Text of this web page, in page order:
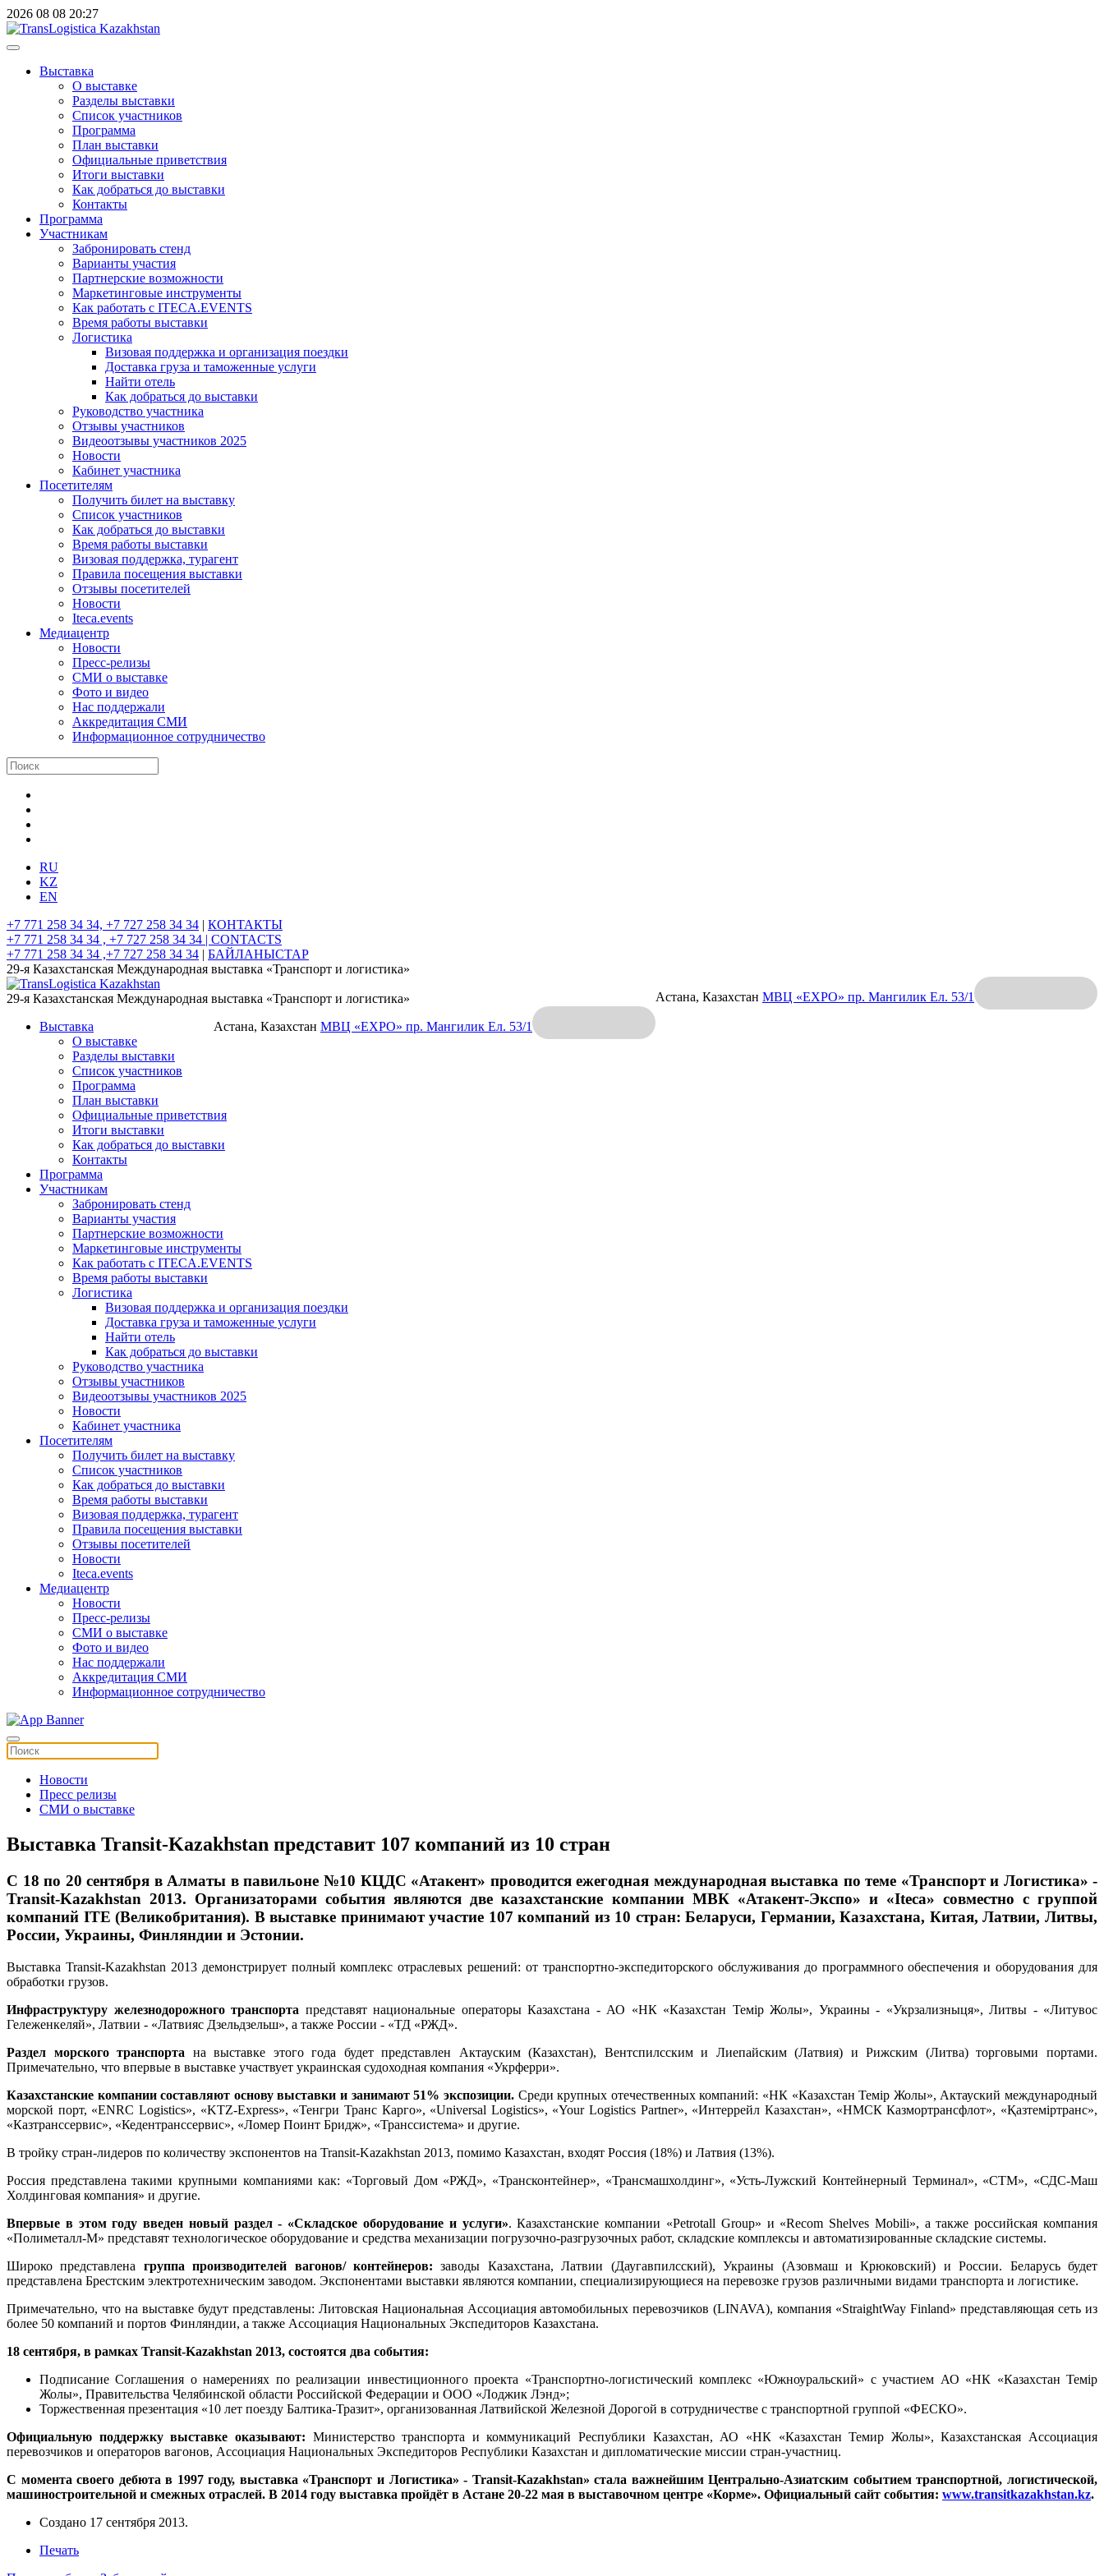
2026 08 08 20:27
Выставка
О выставке
Разделы выставки
Список участников
Программа
План выставки
Официальные приветствия
Итоги выставки
Как добраться до выставки
Контакты
Программа
Участникам
Забронировать стенд
Варианты участия
Партнерские возможности
Маркетинговые инструменты
Как работать с ITECA.EVENTS
Время работы выставки
Логистика
Визовая поддержка и организация поездки
Доставка груза и таможенные услуги
Найти отель
Как добраться до выставки
Руководство участника
Отзывы участников
Видеоотзывы участников 2025
Новости
Кабинет участника
Посетителям
Получить билет на выставку
Список участников
Как добраться до выставки
Время работы выставки
Визовая поддержка, турагент
Правила посещения выставки
Отзывы посетителей
Новости
Iteca.events
Медиацентр
Новости
Пресс-релизы
СМИ о выставке
Фото и видео
Нас поддержали
Аккредитация СМИ
Информационное сотрудничество
RU
KZ
EN
+7 771 258 34 34, +7 727 258 34 34 | КОНТАКТЫ
+7 771 258 34 34 , +7 727 258 34 34 | CONTACTS
+7 771 258 34 34 ,+7 727 258 34 34 | БАЙЛАНЫСТАР
29-я Казахстанская Международная выставка «Транспорт и логистика»
Астана, Казахстан МВЦ «EXPO» пр. Мангилик Ел. 53/1
29-я Казахстанская Международная выставка «Транспорт и логистика»
Астана, Казахстан МВЦ «EXPO» пр. Мангилик Ел. 53/1
Выставка
О выставке
Разделы выставки
Список участников
Программа
План выставки
Официальные приветствия
Итоги выставки
Как добраться до выставки
Контакты
Программа
Участникам
Забронировать стенд
Варианты участия
Партнерские возможности
Маркетинговые инструменты
Как работать с ITECA.EVENTS
Время работы выставки
Логистика
Визовая поддержка и организация поездки
Доставка груза и таможенные услуги
Найти отель
Как добраться до выставки
Руководство участника
Отзывы участников
Видеоотзывы участников 2025
Новости
Кабинет участника
Посетителям
Получить билет на выставку
Список участников
Как добраться до выставки
Время работы выставки
Визовая поддержка, турагент
Правила посещения выставки
Отзывы посетителей
Новости
Iteca.events
Медиацентр
Новости
Пресс-релизы
СМИ о выставке
Фото и видео
Нас поддержали
Аккредитация СМИ
Информационное сотрудничество
Новости
Пресс релизы
СМИ о выставке
Выставка Transit-Kazakhstan представит 107 компаний из 10 стран
С 18 по 20 сентября в Алматы в павильоне №10 КЦДС «Атакент» проводится ежегодная международная выставка по теме «Транспорт и Логистика» -
Transit-Kazakhstan 2013. Организаторами события являются две казахстанские компании МВК «Атакент-Экспо» и «Iteca» совместно с группой
компаний ITE (Великобритания). В выставке принимают участие 107 компаний из 10 стран: Беларуси, Германии, Казахстана, Китая, Латвии, Литвы,
России, Украины, Финляндии и Эстонии.
Выставка Transit-Kazakhstan 2013 демонстрирует полный комплекс отраслевых решений: от транспортно-экспедиторского обслуживания до программного обеспечения и оборудования для
обработки грузов.
Инфраструктуру железнодорожного транспорта представят национальные операторы Казахстана - АО «НК «Казахстан Темiр Жолы», Украины - «Укрзализныця», Литвы - «Литувос
Гележенкеляй», Латвии - «Латвияс Дзельдзельш», а также России - «ТД «РЖД».
Раздел морского транспорта на выставке этого года будет представлен Актауским (Казахстан), Вентспилсским и Лиепайским (Латвия) и Рижским (Литва) торговыми портами.
Примечательно, что впервые в выставке участвует украинская судоходная компания «Укрферри».
Казахстанские компании составляют основу выставки и занимают 51% экспозиции.Среди крупных отечественных компаний: «НК «Казахстан Темiр Жолы», Актауский международный
морской порт, «ENRC Logistics», «KTZ-Express», «Тенгри Транс Карго», «Universal Logistics», «Your Logistics Partner», «Интеррейл Казахстан», «НМСК Казмортрансфлот», «Қазтемiртранс»,
«Казтранссервис», «Кедентранссервис», «Ломер Поинт Бридж», «Транссистема» и другие.
В тройку стран-лидеров по количеству экспонентов на Transit-Kazakhstan 2013, помимо Казахстан, входят Россия (18%) и Латвия (13%).
Россия представлена такими крупными компаниями как: «Торговый Дом «РЖД», «Трансконтейнер», «Трансмашхолдинг», «Усть-Лужский Контейнерный Терминал», «СТМ», «СДС-Маш
Холдинговая компания» и другие.
Впервые в этом году введен новый раздел - «Складское оборудование и услуги». Казахстанские компании «Petrotall Group» и «Recom Shelves Mobili», а также российская компания
«Полиметалл-М» представят технологическое оборудование и средства механизации погрузочно-разгрузочных работ, складские комплексы и автоматизированные складские системы.
Широко представлена группа производителей вагонов/ контейнеров: заводы Казахстана, Латвии (Даугавпилсский), Украины (Азовмаш и Крюковский) и России. Беларусь будет
представлена Брестским электротехническим заводом. Экспонентами выставки являются компании, специализирующиеся на перевозке грузов различными видами транспорта и логистике.
Примечательно, что на выставке будут представлены: Литовская Национальная Ассоциация автомобильных перевозчиков (LINAVA), компания «StraightWay Finland» представляющая сеть из
более 50 компаний и портов Финляндии, а также Ассоциация Национальных Экспедиторов Казахстана.
18 сентября, в рамках Transit-Kazakhstan 2013, состоятся два события:
Подписание Соглашения о намерениях по реализации инвестиционного проекта «Транспортно-логистический комплекс «Южноуральский» с участием АО «НК «Казахстан Темiр
Жолы», Правительства Челябинской области Российской Федерации и ООО «Лоджик Лэнд»;
Торжественная презентация «10 лет поезду Балтика-Тразит», организованная Латвийской Железной Дорогой в сотрудничестве с транспортной группой «ФЕСКО».
Официальную поддержку выставке оказывают: Министерство транспорта и коммуникаций Республики Казахстан, АО «НК «Казахстан Темир Жолы», Казахстанская Ассоциация
перевозчиков и операторов вагонов, Ассоциация Национальных Экспедиторов Республики Казахстан и дипломатические миссии стран-участниц.
С момента своего дебюта в 1997 году, выставка «Транспорт и Логистика» - Transit-Kazakhstan» стала важнейшим Центрально-Азиатским событием транспортной, логистической,
машиностроительной и смежных отраслей. В 2014 году выставка пройдёт в Астане 20-22 мая в выставочном центре «Корме». Официальный сайт события: www.transitkazakhstan.kz.
Создано 17 сентября 2013.
Печать